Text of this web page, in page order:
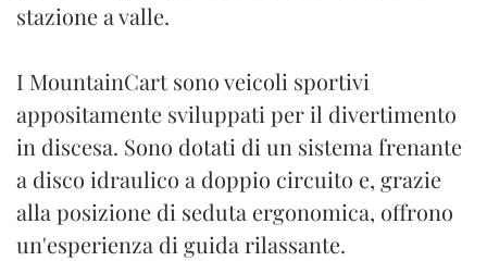
stazione a valle.
I MountainCart sono veicoli sportivi
appositamente sviluppati per il divertimento
in discesa. Sono dotati di un sistema frenante
a disco idraulico a doppio circuito e, grazie
alla posizione di seduta ergonomica, offrono
un'esperienza di guida rilassante.